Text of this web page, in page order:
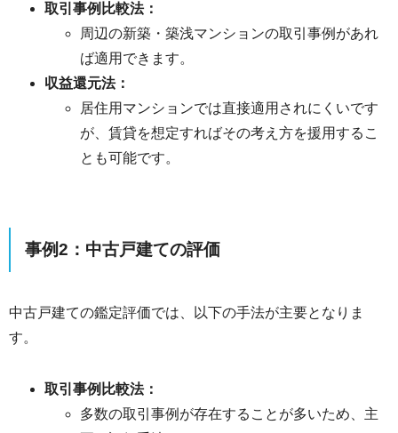
取引事例比較法：
周辺の新築・築浅マンションの取引事例があれ
ば適用できます。
収益還元法：
居住用マンションでは直接適用されにくいです
が、賃貸を想定すればその考え方を援用するこ
とも可能です。
事例2：中古戸建ての評価
中古戸建ての鑑定評価では、以下の手法が主要となりま
す。
取引事例比較法：
多数の取引事例が存在することが多いため、主